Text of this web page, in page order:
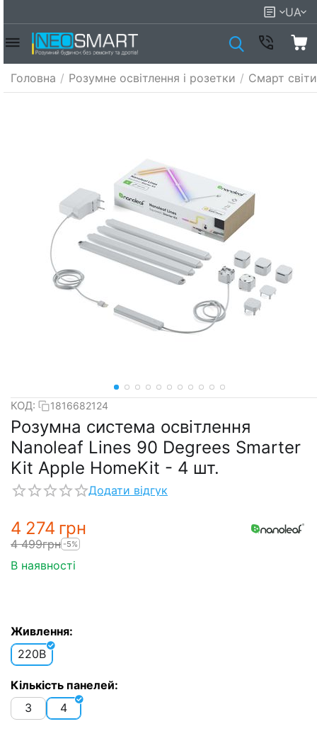
UA
Головна / Розумне освітлення і розетки / Смарт
КОД: 1816682124
Розумна система освітлення
Nanoleaf Lines 90 Degrees Smarter
Kit Apple HomeKit - 4 шт.
Додати відгук
4 274 грн
4 499грн -5%
В наявності
Живлення:
220В
Кількість панелей:
3
4